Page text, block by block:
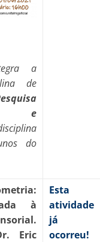
a
de
e
do
à
Eric
Esta
atividade
já
ocorreu!